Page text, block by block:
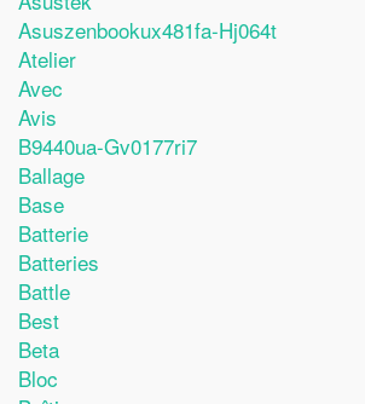
Asuszenbookux481fa-Hj064t
Atelier
Avec
Avis
B9440ua-Gv0177ri7
Ballage
Base
Batterie
Batteries
Battle
Best
Beta
Bloc